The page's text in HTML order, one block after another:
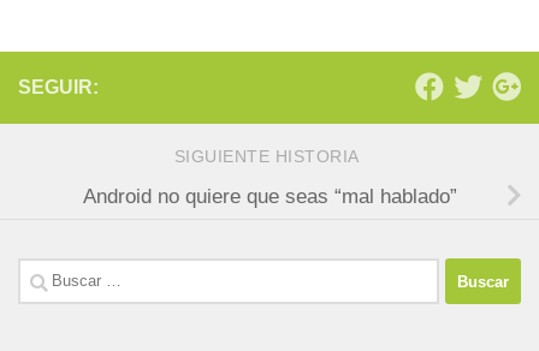
SEGUIR:
SIGUIENTE HISTORIA
Android no quiere que seas “mal hablado”
Buscar: